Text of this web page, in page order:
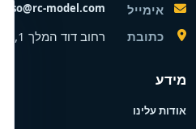
אימייל nisso@rc-model.com
כתובת רחוב דוד המלך 1, הרצליה, ישראל
מידע
אודות עלינו